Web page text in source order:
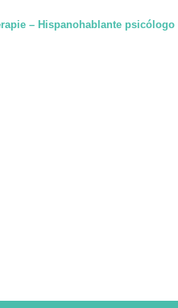
– Hispanohablante psicólogo